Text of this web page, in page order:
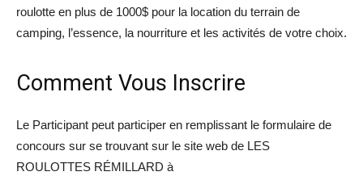
roulotte en plus de 1000$ pour la location du terrain de
camping, l’essence, la nourriture et les activités de votre choix.
Comment Vous Inscrire
Le Participant peut participer en remplissant le formulaire de
concours sur se trouvant sur le site web de LES
ROULOTTES RÉMILLARD à